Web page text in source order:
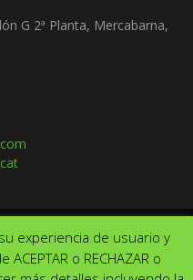
G 2ª Planta, Mercabarna,
reservados. Diseño de
de privacidad
experiencia de usuario y
o RECHAZAR o